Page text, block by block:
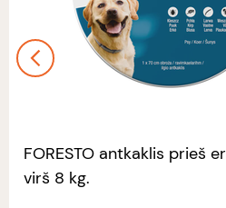
FORESTO antkaklis prieš
virš 8 kg.